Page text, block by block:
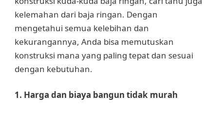
kelemahan dari baja ringan. Dengan
mengetahui semua kelebihan dan
kekurangannya, Anda bisa memutuskan
konstruksi mana yang paling tepat dan sesuai
dengan kebutuhan.
1. Harga dan biaya bangun tidak murah